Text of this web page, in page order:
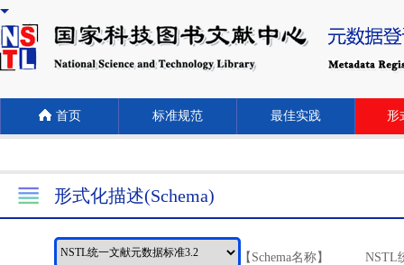
首页 标准规范 最佳实践 形
形式化描述(Schema)
【Schema名称】 NSTL